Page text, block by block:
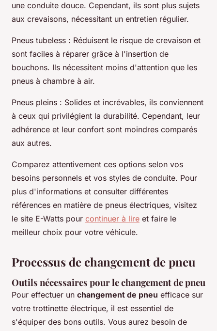
une conduite douce. Cependant, ils sont plus sujets
aux crevaisons, nécessitant un entretien régulier.
Pneus tubeless : Réduisent le risque de crevaison et
sont faciles à réparer grâce à l'insertion de
bouchons. Ils nécessitent moins d'attention que les
pneus à chambre à air.
Pneus pleins : Solides et incrévables, ils conviennent
à ceux qui privilégient la durabilité. Cependant, leur
adhérence et leur confort sont moindres comparés
aux autres.
Comparez attentivement ces options selon vos
besoins personnels et vos styles de conduite. Pour
plus d'informations et consulter différentes
références en matière de pneus électriques, visitez
le site E-Watts pour continuer à lire et faire le
meilleur choix pour votre véhicule.
Processus de changement de pneu
Outils nécessaires pour le changement de pneu
Pour effectuer un changement de pneu efficace sur
votre trottinette électrique, il est essentiel de
s'équiper des bons outils. Vous aurez besoin de